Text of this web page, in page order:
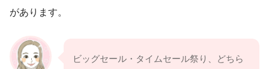
があります。
ビッグセール・タイムセール祭り、どちら